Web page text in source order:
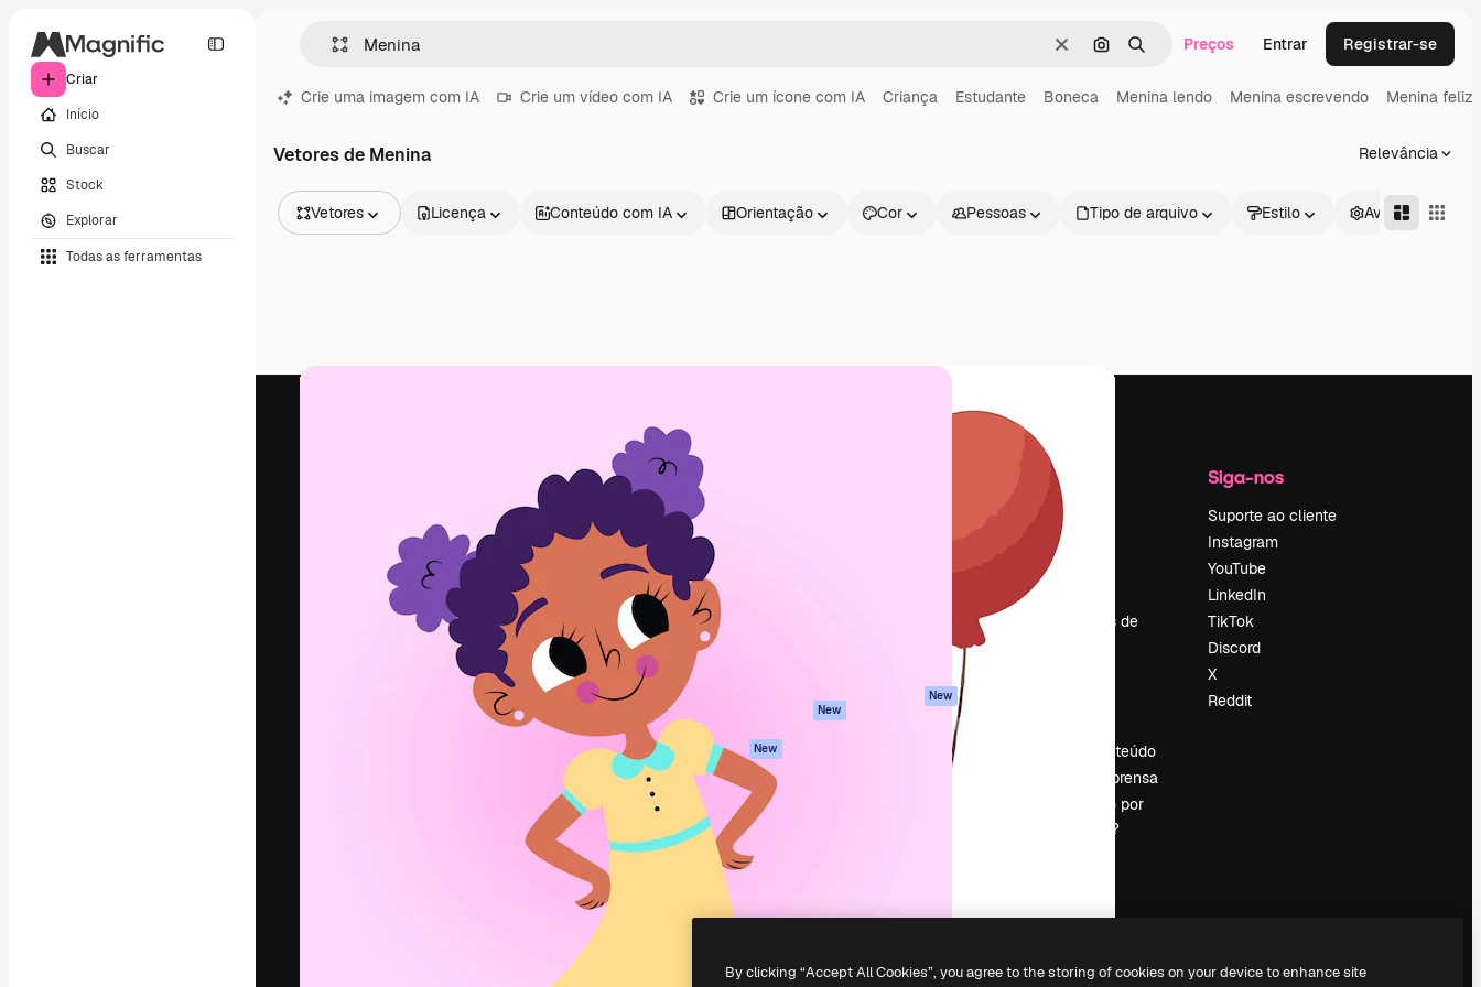
Criar
Início
Buscar
Stock
Explorar
Todas as ferramentas
LimparPesquisar por imagem
BuscarPreços Entrar Registrar-se
Crie uma imagem com IA Crie um vídeo com IA Crie um ícone com IA Criança Estudante Boneca Menina lendo Menina escrevendo Menina feliz
Vetores de Menina Relevância
Vetores
Vídeos
Licença Conteúdo com IA Orientação Cor Pessoas Tipo de arquivo Estilo Avançado
A plataforma criativa para você direcionar
seu melhor trabalho. Mais de 1 milhão de
assinantes entre criativos, empresas,
agências e estúdios.
Português
Produtos
Spaces
Assistente de IA
Gerador de
imagens
Gerador de vídeos
Texto para voz
Conteúdo de stock
Claude/ChatGPT
New
Agentes New
API
App móvel
Todas as
ferramentas
Documentação
New
Política de cookies
confiabilidade
Empresa
Preços
Sobre nós
Reviews
Tendências de
Vender conteúdo
Sala de imprensa
Procurando por
magnific.ai?
Siga-nos
Suporte ao cliente
Instagram
YouTube
LinkedIn
TikTok
Discord
X
Reddit
Freepik Company S.L.U. Todos os direitos reservados.
By clicking “Accept All Cookies”, you agree to the storing of cookies on your device to enhance site